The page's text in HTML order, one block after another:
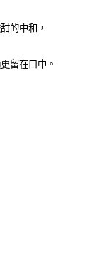
的中和，
留在口中。